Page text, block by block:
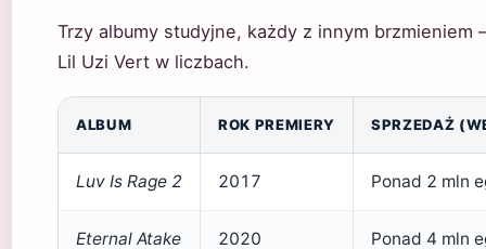
Trzy albumy studyjne, każdy z innym brzmieniem
Lil Uzi Vert w liczbach.
ALBUM ROK PREMIERY SPRZEDAŻ
Luv Is Rage 2 2017 Ponad 2 mln
Eternal Atake 2020 Ponad 4 mln